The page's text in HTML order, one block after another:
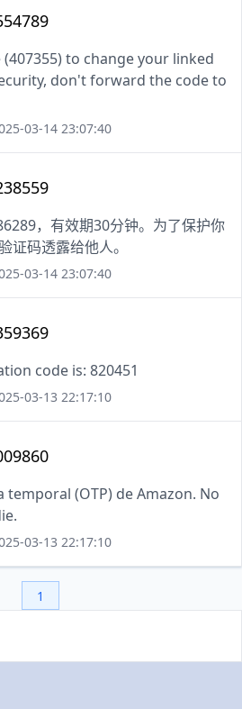
to change your linked
don't forward the code to
03-14 23:07:40
，有效期30分钟。为了保护你
证码透露给他人。
03-14 23:07:40
code is: 820451
03-13 22:17:10
temporal (OTP) de Amazon. No
03-13 22:17:10
1